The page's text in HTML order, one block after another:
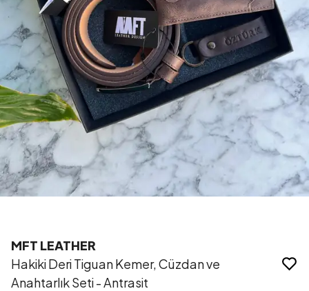
MFT LEATHER
Hakiki Deri Tiguan Kemer, Cüzdan ve
Anahtarlık Seti - Antrasit